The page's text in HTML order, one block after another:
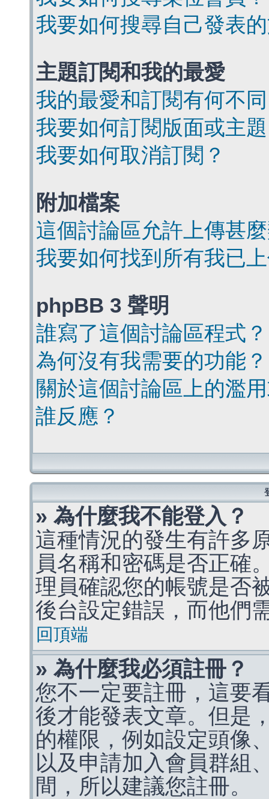
我要如何搜尋自己發表
主題訂閱和我的最愛
我的最愛和訂閱有何不
我要如何訂閱版面或主
我要如何取消訂閱？
附加檔案
這個討論區允許上傳甚
我要如何找到所有我已
phpBB 3 聲明
誰寫了這個討論區程式？
為何沒有我需要的功能？
關於這個討論區上的濫
誰反應？
» 為什麼我不能登入？
這種情況的發生有許多
員名稱和密碼是否正確
理員確認您的帳號是否
後台設定錯誤，而他們
回頂端
» 為什麼我必須註冊？
您不一定要註冊，這要
後才能發表文章。但是
的權限，例如設定頭像
以及申請加入會員群組
間，所以建議您註冊。